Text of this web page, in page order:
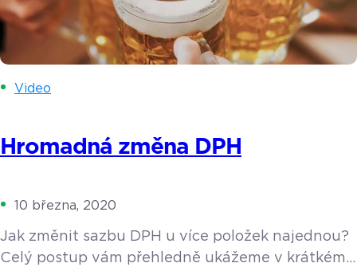
Video
Hromadná změna DPH
10 března, 2020
Jak změnit sazbu DPH u více položek najednou?
Celý postup vám přehledně ukážeme v krátkém